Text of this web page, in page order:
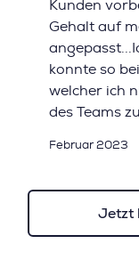
Kunden
Gehalt auf
konnte so
welcher ich
des Teams
Februar 2023
Jetzt